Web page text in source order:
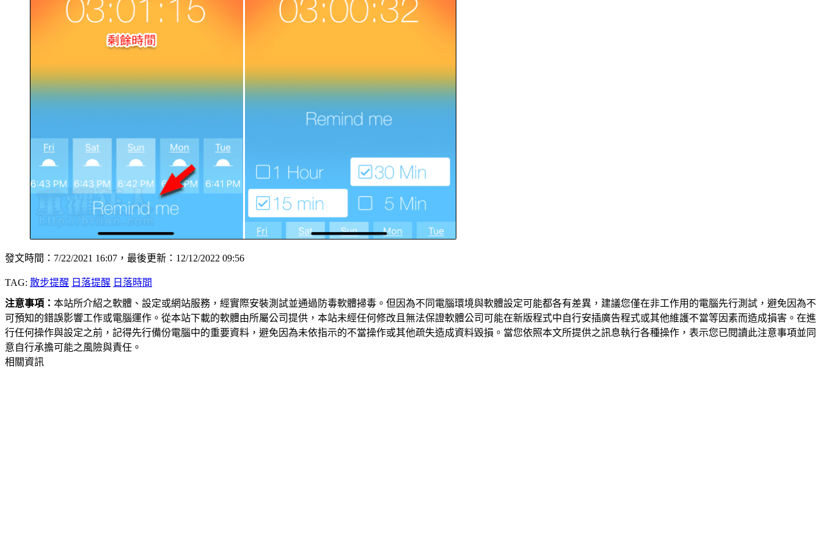
發文時間：7/22/2021 16:07，最後更新：12/12/2022 09:56
TAG: 散步提醒 日落提醒 日落時間
注意事項： 本站所介紹之軟體、設定或網站服務，經實際安裝測試並通過防毒軟體掃毒。但因為不同電腦環境與軟體設定可能都各有差異，建議您僅在非工作用的電腦先行測試，避免因為不
可預知的錯誤影響工作或電腦運作。從本站下載的軟體由所屬公司提供，本站未經任何修改且無法保證軟體公司可能在新版程式中自行安插廣告程式或其他維護不當等因素而造成損害。在進
行任何操作與設定之前，記得先行備份電腦中的重要資料，避免因為未依指示的不當操作或其他疏失造成資料毀損。當您依照本文所提供之訊息執行各種操作，表示您已閱讀此注意事項並同
意自行承擔可能之風險與責任。
相關資訊